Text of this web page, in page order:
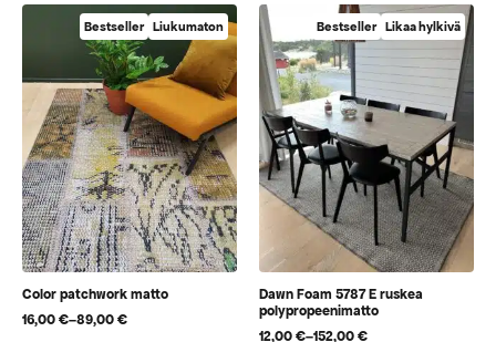
useampi
muunnelma.
tehdä
valinnat
tuotteen
sivulla.
useampi
muunnelma.
Voit
tehdä
valinnat
tuotteen
sivulla.
Bestseller Liukumaton
Color patchwork matto
16,00€–89,00€
Hintaluokka:
Bestseller Likaa hylkivä
Dawn Foam 5787 E ruskea
polypropeenimatto
12,00€–152,00€